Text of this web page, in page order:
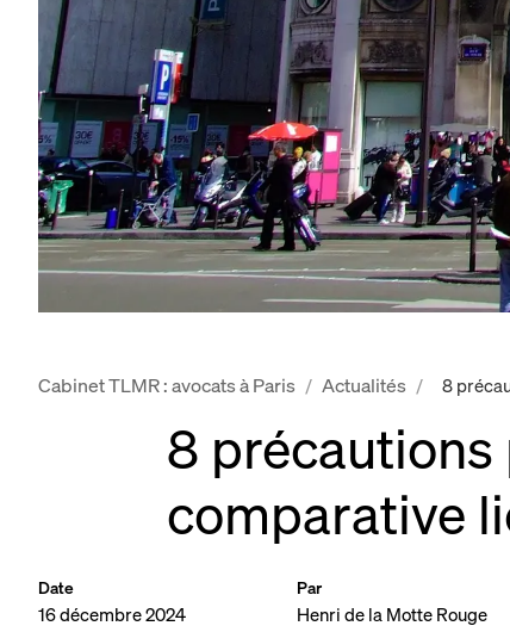
Cabinet TLMR : avocats à Paris / Actualités / 8
8
comparative
Date
16 décembre 2024
Par
Henri de la Motte Rouge